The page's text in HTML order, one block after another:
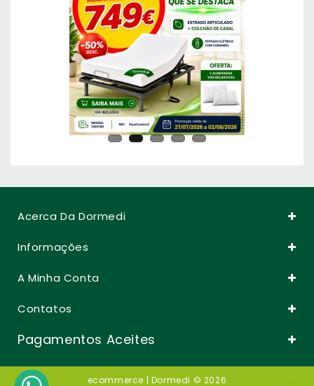
Acerca Da Dormedi
Informações
A Minha Conta
Contatos
Pagamentos Aceites
ecommerce | Dormedi © 2026